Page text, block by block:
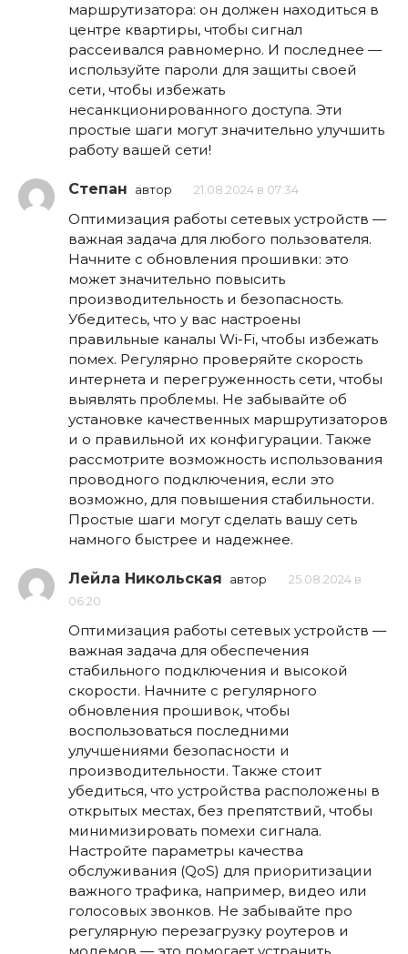
маршрутизатора: он должен находиться в
центре квартиры, чтобы сигнал
рассеивался равномерно. И последнее —
используйте пароли для защиты своей
сети, чтобы избежать
несанкционированного доступа. Эти
простые шаги могут значительно улучшить
работу вашей сети!
Степан автор 21.08.2024 в 07:34
Оптимизация работы сетевых устройств —
важная задача для любого пользователя.
Начните с обновления прошивки: это
может значительно повысить
производительность и безопасность.
Убедитесь, что у вас настроены
правильные каналы Wi-Fi, чтобы избежать
помех. Регулярно проверяйте скорость
интернета и перегруженность сети, чтобы
выявлять проблемы. Не забывайте об
установке качественных маршрутизаторов
и о правильной их конфигурации. Также
рассмотрите возможность использования
проводного подключения, если это
возможно, для повышения стабильности.
Простые шаги могут сделать вашу сеть
намного быстрее и надежнее.
Лейла Никольская автор
25.08.2024 в
06:20
Оптимизация работы сетевых устройств —
важная задача для обеспечения
стабильного подключения и высокой
скорости. Начните с регулярного
обновления прошивок, чтобы
воспользоваться последними
улучшениями безопасности и
производительности. Также стоит
убедиться, что устройства расположены в
открытых местах, без препятствий, чтобы
минимизировать помехи сигнала.
Настройте параметры качества
обслуживания (QoS) для приоритизации
важного трафика, например, видео или
голосовых звонков. Не забывайте про
регулярную перезагрузку роутеров и